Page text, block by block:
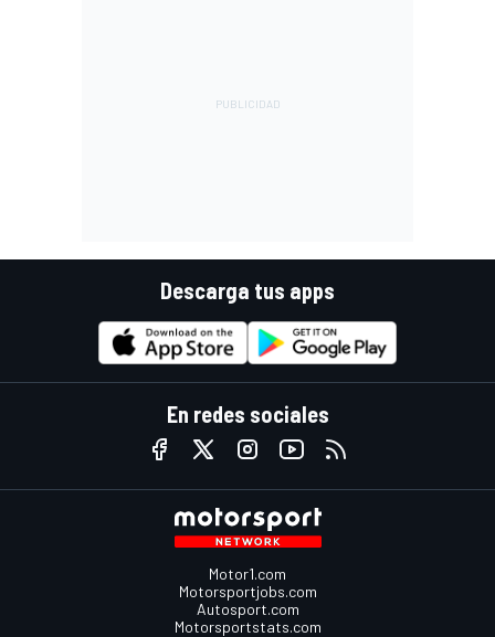
Descarga tus apps
En redes sociales
Motor1.com
Motorsportjobs.com
Autosport.com
Motorsportstats.com